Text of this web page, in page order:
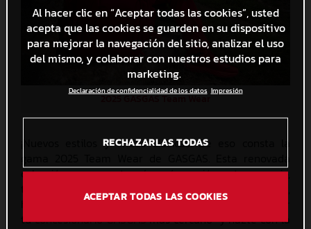
2025 GASGAS Team Wear
¡Nuevos estilos y líneas clásicas! De eso consta la
colección, que aporta aún más pasión a tu armario,
tiene un montón de opciones para que te sientas bien,
haga el tiempo que haga. ¿A qué esperas? Pásate por
tuconcesionario GASGASmás cercano y hazte con la
Al hacer clic en “Aceptar todas las cookies”, usted
acepta que las cookies se guarden en su dispositivo
para mejorar la navegación del sitio, analizar el uso
del mismo, y colaborar con nuestros estudios para
marketing.
Declaración de confidencialidad de los datos Impresión
RECHAZARLAS TODAS
ACEPTAR TODAS LAS COOKIES